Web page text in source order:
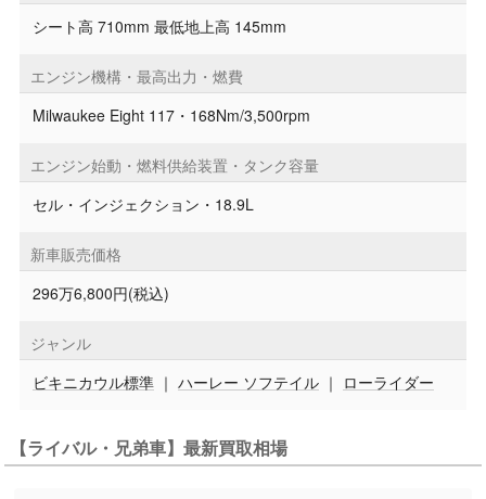
シート高 710mm 最低地上高 145mm
エンジン機構・最高出力・燃費
Milwaukee Eight 117・168Nm/3,500rpm
エンジン始動・燃料供給装置・タンク容量
セル・インジェクション・18.9L
新車販売価格
296万6,800円(税込)
ジャンル
ビキニカウル標準 ｜ ハーレー ソフテイル ｜ ローライダー
【ライバル・兄弟車】最新買取相場